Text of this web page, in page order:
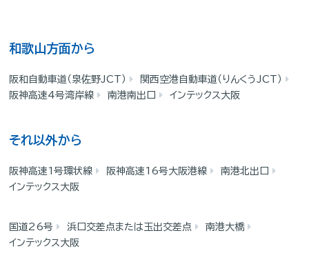
和歌山方面から
阪和自動車道（泉佐野JCT）
関西空港自動車道（りんくうJCT）
阪神高速4号湾岸線
南港南出口 インテックス大阪
それ以外から
阪神高速1号環状線 阪神高速16号大阪港線
南港北出口
インテックス大阪
国道26号 浜口交差点または玉出交差点
南港大橋
インテックス大阪